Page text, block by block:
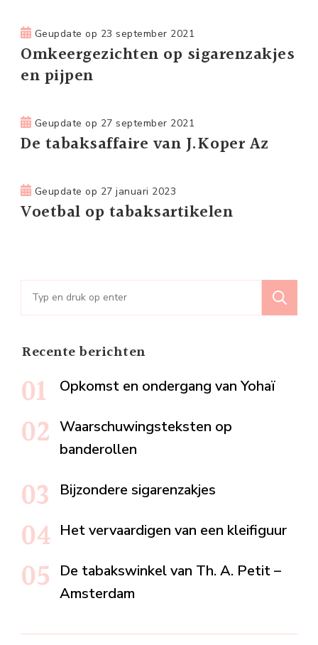
Geupdate op 23 september 2021
Omkeergezichten op sigarenzakjes
en pijpen
Geupdate op 27 september 2021
De tabaksaffaire van J.Koper Az
Geupdate op 27 januari 2023
Voetbal op tabaksartikelen
Zoeken
naar:
Recente berichten
Opkomst en ondergang van Yohaï
Waarschuwingsteksten op
banderollen
Bijzondere sigarenzakjes
Het vervaardigen van een kleifiguur
De tabakswinkel van Th. A. Petit –
Amsterdam